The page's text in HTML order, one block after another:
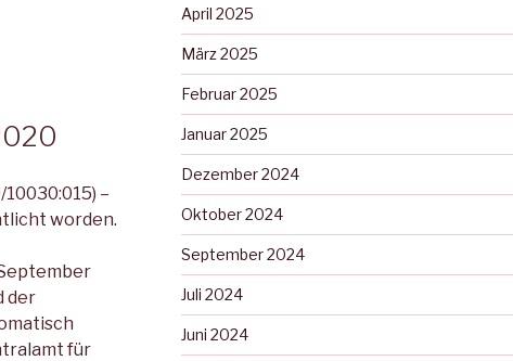
–
worden.
der
für
April 2025
März 2025
Februar 2025
Januar 2025
Dezember 2024
Oktober 2024
September 2024
Juli 2024
Juni 2024